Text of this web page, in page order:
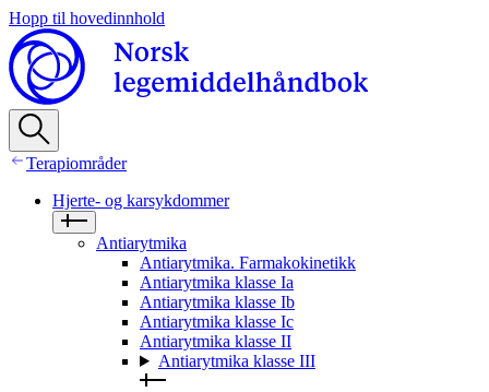
Hopp til hovedinnhold
Terapiområder
Hjerte- og karsykdommer
Antiarytmika
Antiarytmika. Farmakokinetikk
Antiarytmika klasse Ia
Antiarytmika klasse Ib
Antiarytmika klasse Ic
Antiarytmika klasse II
Antiarytmika klasse III